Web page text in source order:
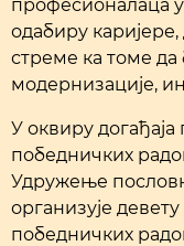
професионалаца
одабиру
стреме ка томе да
модернизације,
У оквиру
победничких
Удружење
организује
победничких